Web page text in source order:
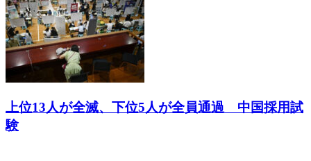
上位13人が全滅、下位5人が全員通過 中国採用試
験